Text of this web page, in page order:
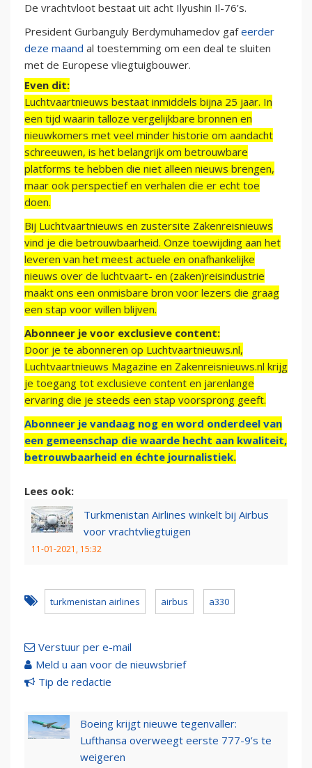
De vrachtvloot bestaat uit acht Ilyushin Il-76’s.
President Gurbanguly Berdymuhamedov gafeerder
deze maand al toestemming om een deal te sluiten
met de Europese vliegtuigbouwer.
Even dit:
Luchtvaartnieuws bestaat inmiddels bijna 25 jaar. In
een tijd waarin talloze vergelijkbare bronnen en
nieuwkomers met veel minder historie om aandacht
schreeuwen, is het belangrijk om betrouwbare
platforms te hebben die niet alleen nieuws brengen,
maar ook perspectief en verhalen die er echt toe
doen.
Bij Luchtvaartnieuws en zustersite Zakenreisnieuws
vind je die betrouwbaarheid. Onze toewijding aan het
leveren van het meest actuele en onafhankelijke
nieuws over de luchtvaart- en (zaken)reisindustrie
maakt ons een onmisbare bron voor lezers die graag
een stap voor willen blijven.
Abonneer je voor exclusieve content:
Door je te abonneren op Luchtvaartnieuws.nl,
Luchtvaartnieuws Magazine en Zakenreisnieuws.nl krijg
je toegang tot exclusieve content en jarenlange
ervaring die je steeds een stap voorsprong geeft.
Abonneer je vandaag nog en word onderdeel van
een gemeenschap die waarde hecht aan kwaliteit,
betrouwbaarheid en échte journalistiek.
Lees ook:
Turkmenistan Airlines winkelt bij Airbus
voor vrachtvliegtuigen
11-01-2021, 15:32
turkmenistan airlines airbus a330
Verstuur per e-mail
Meld u aan voor de nieuwsbrief
Tip de redactie
Boeing krijgt nieuwe tegenvaller:
Lufthansa overweegt eerste 777-9’s te
weigeren